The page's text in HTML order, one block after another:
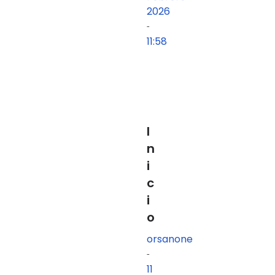
2026
-
11:58
I
n
i
c
i
o
orsanone
-
11